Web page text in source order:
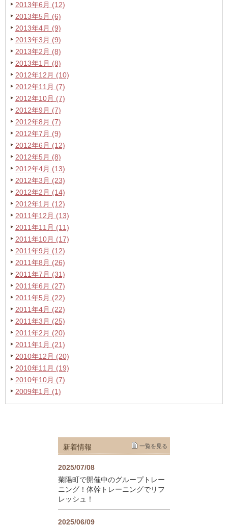
2013年6月 (12)
2013年5月 (6)
2013年4月 (9)
2013年3月 (9)
2013年2月 (8)
2013年1月 (8)
2012年12月 (10)
2012年11月 (7)
2012年10月 (7)
2012年9月 (7)
2012年8月 (7)
2012年7月 (9)
2012年6月 (12)
2012年5月 (8)
2012年4月 (13)
2012年3月 (23)
2012年2月 (14)
2012年1月 (12)
2011年12月 (13)
2011年11月 (11)
2011年10月 (17)
2011年9月 (12)
2011年8月 (26)
2011年7月 (31)
2011年6月 (27)
2011年5月 (22)
2011年4月 (22)
2011年3月 (25)
2011年2月 (20)
2011年1月 (21)
2010年12月 (20)
2010年11月 (19)
2010年10月 (7)
2009年1月 (1)
新着情報 一覧を見る
2025/07/08
菊陽町で開催中のグループトレー
ニング！体幹トレーニングでリフ
レッシュ！
2025/06/09